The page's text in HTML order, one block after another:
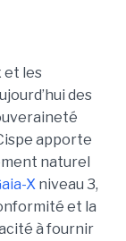
et les
des
apporte
naturel
Xniveau 3,
et la
à fournir